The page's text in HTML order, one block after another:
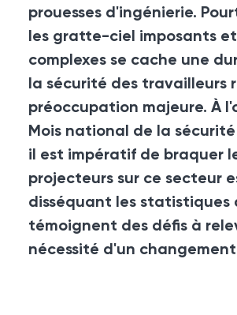
prouesses d'ingénierie.
les gratte-ciel imposants
complexes se cache une
la sécurité des travailleurs
préoccupation majeure. À
Mois national de la
il est impératif de braquer
projecteurs sur ce secteur
disséquant les statistiques
témoignent des défis à
nécessité d'un